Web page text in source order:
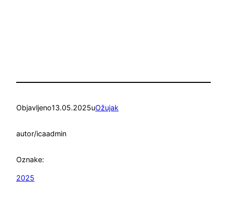
Objavljeno13.05.2025uOžujak
autor/icaadmin
Oznake:
2025